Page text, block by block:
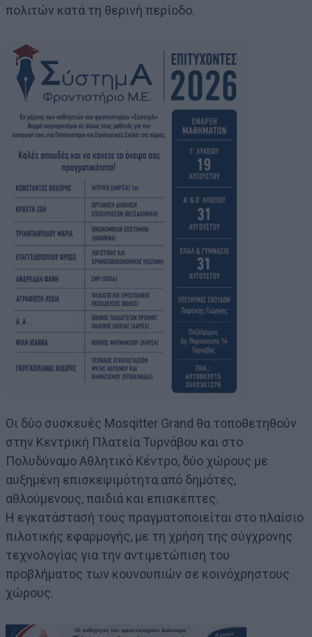
πολιτών κατά τη θερινή περίοδο.
Οι δύο συσκευές Mosqitter Grand θα τοποθετηθούν
στην Κεντρική Πλατεία Τυρνάβου και στο
Πολυδύναμο Αθλητικό Κέντρο, δύο χώρους με
αυξημένη επισκεψιμότητα από δημότες,
αθλούμενους, παιδιά και επισκέπτες.
Η εγκατάστασή τους πραγματοποιείται στο πλαίσιο
πιλοτικής εφαρμογής, με τη χρήση της σύγχρονης
τεχνολογίας για την αντιμετώπιση του
προβλήματος των κουνουπιών σε κοινόχρηστους
χώρους.